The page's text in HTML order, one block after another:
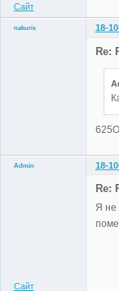
Сайт
nakuris
18-
Re:
Admin 18-
Re:
Я не
Сайт